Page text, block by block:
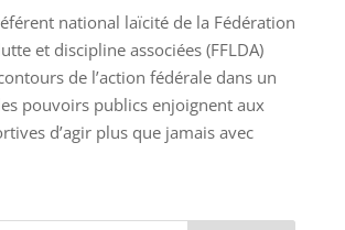
national laïcité de la Fédération
et discipline associées (FFLDA)
de l’action fédérale dans un
pouvoirs publics enjoignent aux
d’agir plus que jamais avec